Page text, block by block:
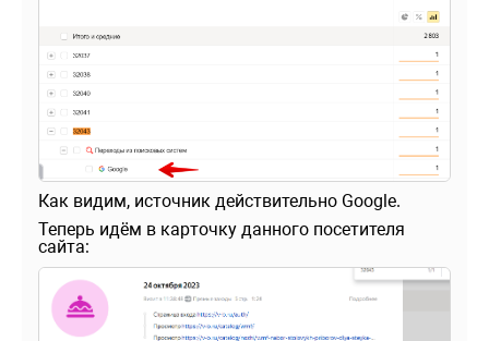
Как видим, источник действительно Google.
Теперь идём в карточку данного посетителя
сайта: